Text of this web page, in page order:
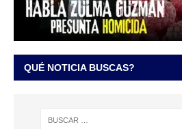
QUÉ NOTICIA BUSCAS?